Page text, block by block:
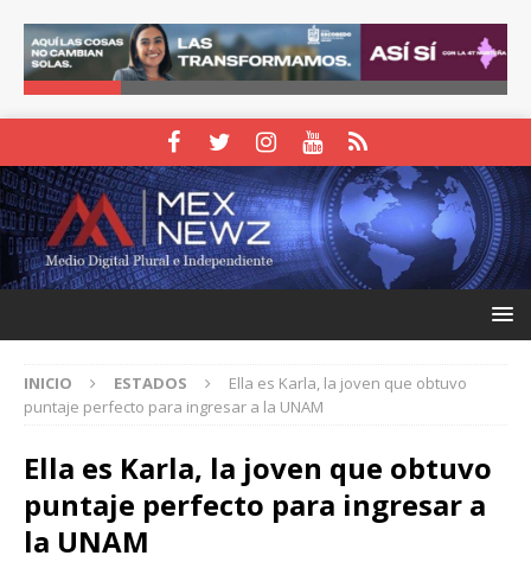
INICIO ESTADOS
Ella es Karla, la joven que obtuvo
puntaje perfecto para ingresar a la UNAM
Ella es Karla, la joven que obtuvo
puntaje perfecto para ingresar a
la UNAM